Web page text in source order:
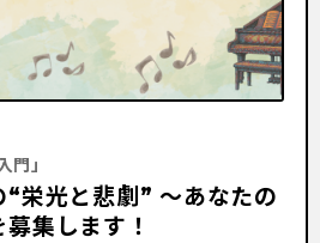
門」
栄光と悲劇” 〜あなたの
集します！